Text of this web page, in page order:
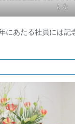
した
にあたる社員には記